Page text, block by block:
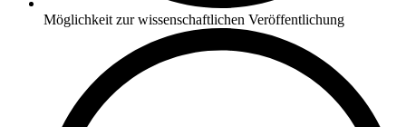
Möglichkeit zur wissenschaftlichen Veröffentlichung